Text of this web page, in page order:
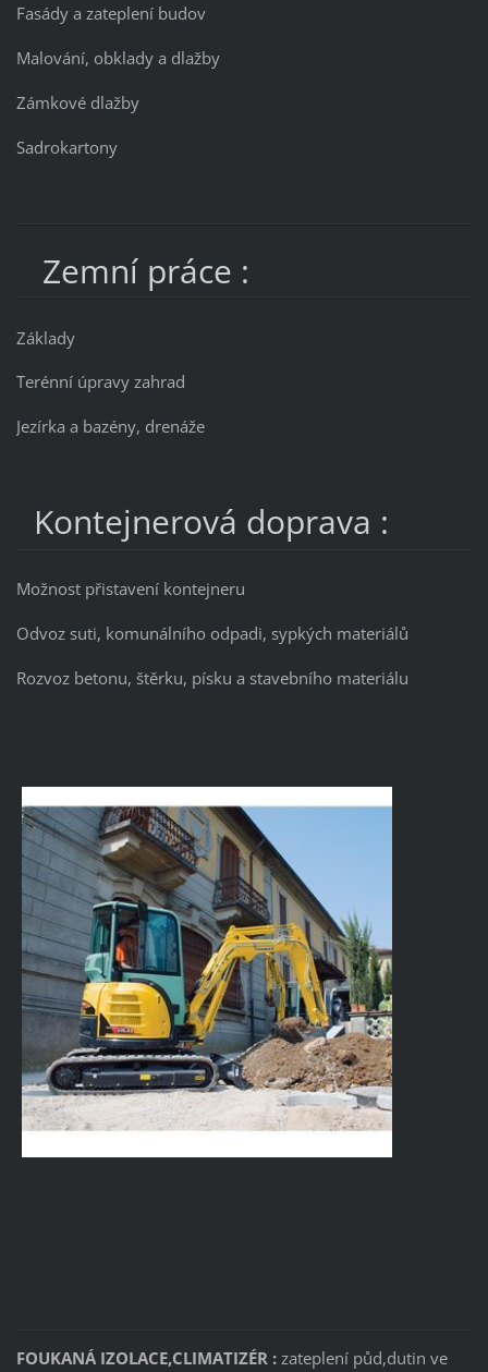
Fasády a zateplení budov
Malování, obklady a dlažby
Zámkové dlažby
Sadrokartony
Zemní práce :
Základy
Terénní úpravy zahrad
Jezírka a bazény, drenáže
Kontejnerová doprava :
Možnost přistavení kontejneru
Odvoz suti, komunálního odpadi, sypkých materiálů
Rozvoz betonu, štěrku, písku a stavebního materiálu
FOUKANÁ IZOLACE,CLIMATIZÉR : zateplení půd,dutin ve